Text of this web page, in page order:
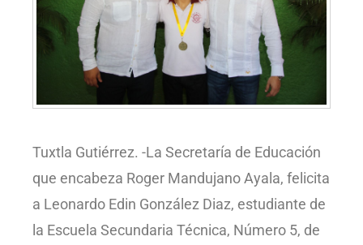
Tuxtla Gutiérrez. -La Secretaría de Educación
que encabeza Roger Mandujano Ayala, felicita
a Leonardo Edin González Diaz, estudiante de
la Escuela Secundaria Técnica, Número 5, de